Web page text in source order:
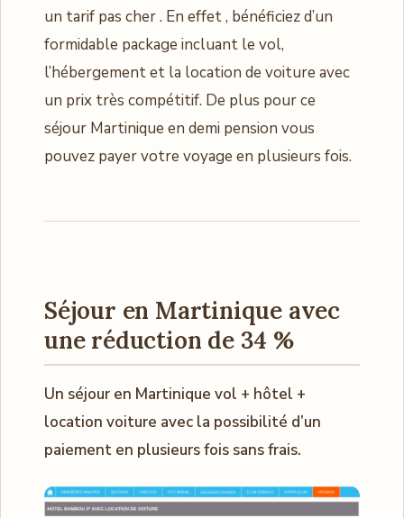
un tarif pas cher . En effet , bénéficiez d’un
formidable package incluant le vol,
l’hébergement et la location de voiture avec
un prix très compétitif. De plus pour ce
séjour Martinique en demi pension vous
pouvez payer votre voyage en plusieurs fois.
Séjour en Martinique avec
une réduction de 34 %
Un séjour en Martinique vol + hôtel +
location voiture avec la possibilité d’un
paiement en plusieurs fois sans frais.